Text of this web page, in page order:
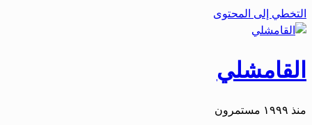
التخطي إلى المحتوى
القامشلي
منذ ١٩٩٩ مستمرون